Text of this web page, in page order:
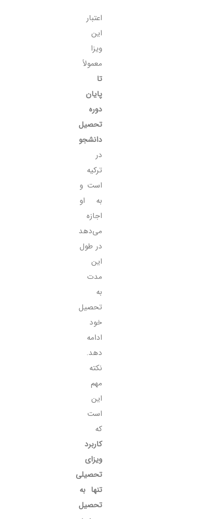
اعتبار
این
ویزا
معمولاً
تا
پایان
دوره
تحصیل
دانشجو
در
ترکیه
است و
به او
اجازه
می‌دهد
در طول
این
مدت
به
تحصیل
خود
ادامه
دهد.
نکته
مهم
این
است
که
کاربرد
ویزای
تحصیلی
تنها به
تحصیل